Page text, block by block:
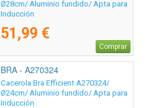
Ø28cm/ Aluminio fundido/ Apta para
Inducción
51,99 €
Comprar
BRA - A270324
Cacerola Bra Efficient A270324/
Ø24cm/ Aluminio fundido/ Apta para
Inducción